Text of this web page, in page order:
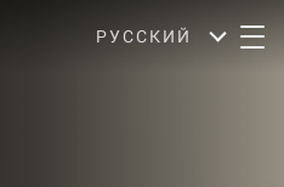
РУССКИЙ